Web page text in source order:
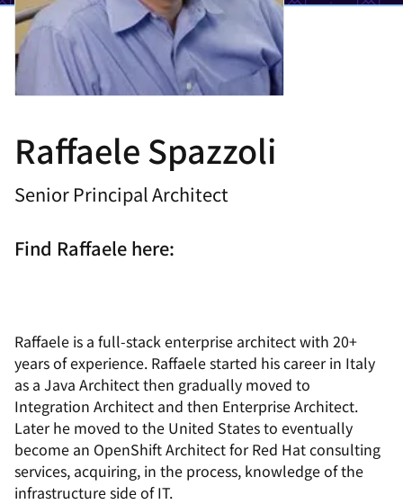
Raffaele Spazzoli
Senior Principal Architect
Find Raffaele here:
Raffaele is a full-stack enterprise architect with 20+
years of experience. Raffaele started his career in Italy
as a Java Architect then gradually moved to
Integration Architect and then Enterprise Architect.
Later he moved to the United States to eventually
become an OpenShift Architect for Red Hat consulting
services, acquiring, in the process, knowledge of the
infrastructure side of IT.